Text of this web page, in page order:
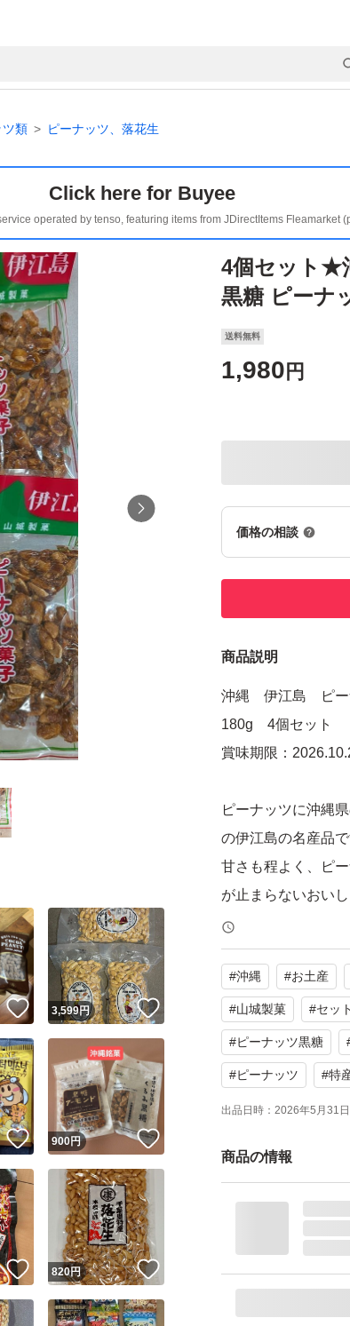
ツ類 ピーナッツ、落花生
Click here for Buyee
operated by tenso, featuring items from JDirectItems Fleamarket
4個セット★
黒糖 ピーナ
送料無料
1,980 円
価格の相談
商品説明
沖縄 伊江島 ピー
180g 4個セット
賞味期限：
ピーナッツに沖縄
の伊江島の名産品で
甘さも程よく、ピ
が止まらないおいし
黒糖と落花生豊富
シウム等）や黒糖
質など、栄養も豊
食品添加物が入っ
#山城製菓 #黒糖 #
菓子 #沖縄土産 #伊
特産品
ブランド：ー
#沖縄 #お土産
#山城製菓 #セット
#ピーナッツ黒糖
#ピーナッツ #特
出品日時： 2026年5月31
商品の情報
いいね！
3,599円
いいね！
900円 いいね！
いいね！
820円